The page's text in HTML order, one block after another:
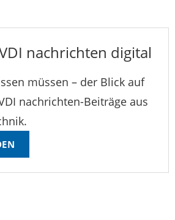
nachrichten digital
müssen – der Blick auf
nachrichten-Beiträge aus